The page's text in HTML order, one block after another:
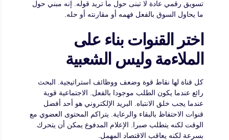
تسويق رقمي عادة لا تبنى حول ما تريد قوله. إنه مبني حول
ما يحاول السوق بالفعل فهمه أو مقارنته أو حله.
اختر القنوات بناء على
الملاءمة وليس الشعبية
كل قناة لها نقاط قوة وضعف ووظائف استراتيجية. البحث
رائع عندما يكون الطلب موجودا بالفعل. الاجتماعية قوية
عندما يجب خلق الانتباه. البريد الإلكتروني هو أحد أفضل
قنوات الاحتفاظ بالبقاء والرعاية. يتراكم المحتوى العضوي مع
الوقت لكنه يتطلب صبرا. الإعلام المدفوع يمكن أن يتحرك
بسرعة لكنه يعاقب الاقتصاد المهمل.